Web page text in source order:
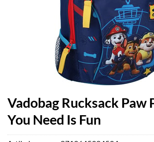
Vadobag Rucksack Paw
You Need Is Fun